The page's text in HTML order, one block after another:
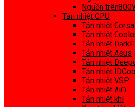
Nguồn
Tản nhiệt CPU
Tản nhiệt
Tản nhiệt
Tản nhiệt
Tản nhiệt Asus
Tản nhiệt
Tản nhiệt
Tản nhiệt VSP
Tản nhiệt AiO
Tản nhiệt khí